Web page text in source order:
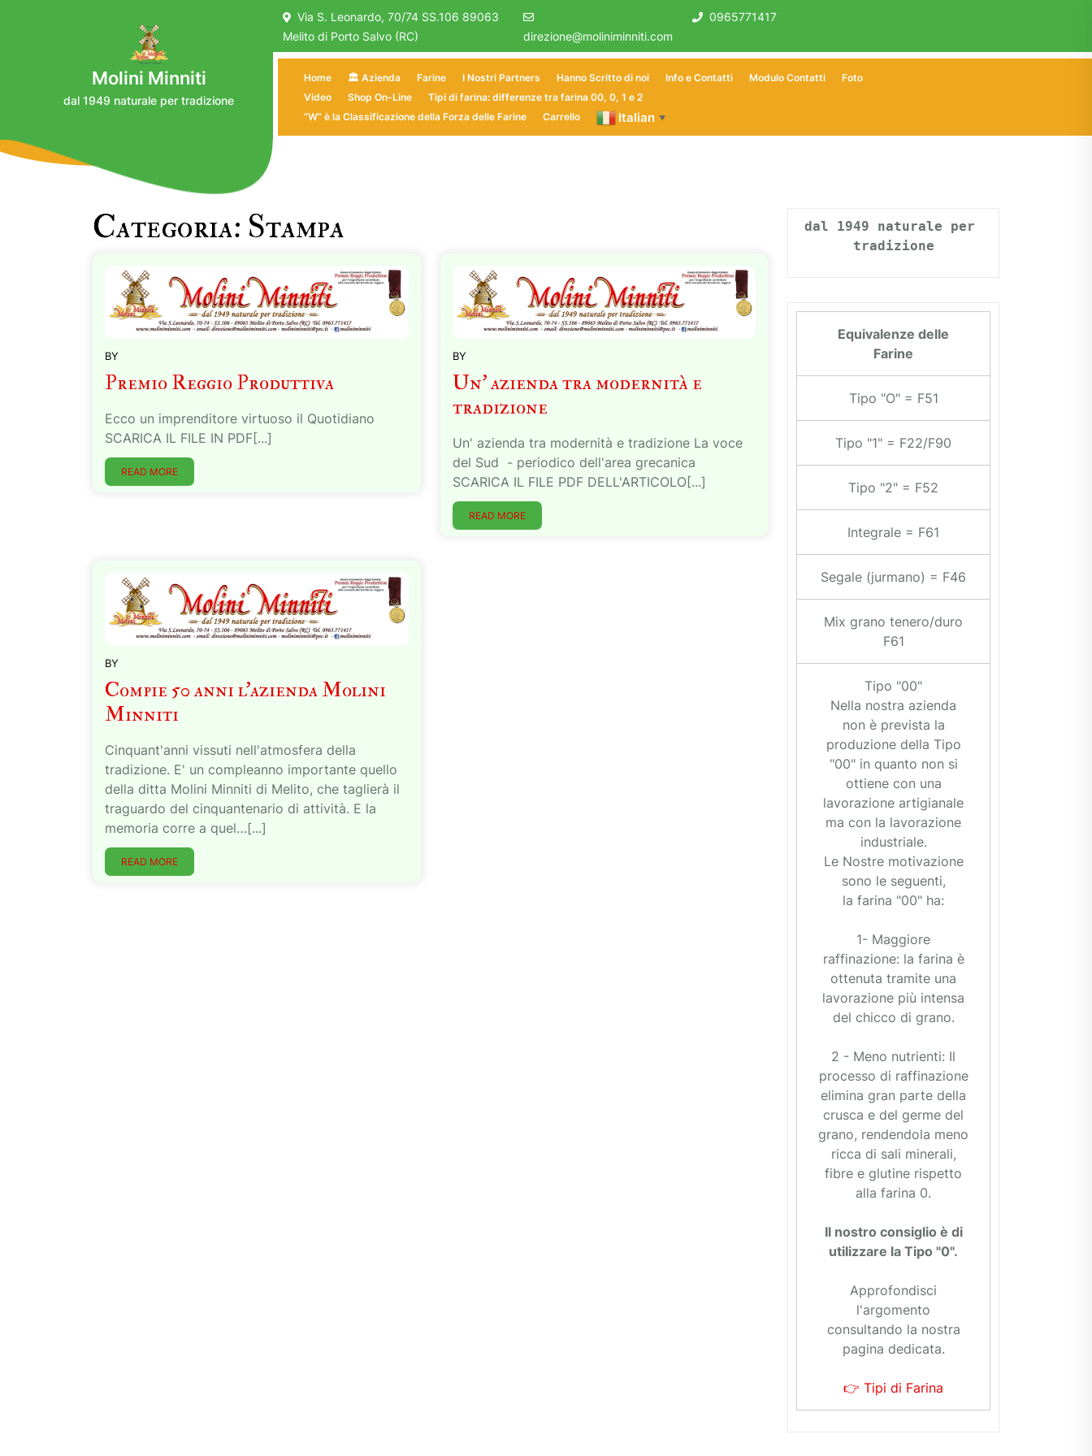
Molini Minniti
dal 1949 naturale per tradizione
Via S. Leonardo, 70/74 SS.106 89063
Melito di Porto Salvo (RC)
direzione@moliniminniti.com
0965771417
Home 🏛️ Azienda Farine I Nostri Partners Hanno Scritto di noi Info e Contatti Modulo Contatti
Foto
Video
Shop On-Line
Tipi di farina: differenze tra farina 00, 0, 1 e 2
“W” è la Classificazione della Forza delle Farine
Carrello Italian ▼
Categoria: Stampa
BY
Premio Reggio Produttiva
Ecco un imprenditore virtuoso il Quotidiano
SCARICA IL FILE IN PDF[...]
READ MORE
BY
Un’ azienda tra modernità e
tradizione
Un' azienda tra modernità e tradizione La voce
del Sud - periodico dell'area grecanica
SCARICA IL FILE PDF DELL'ARTICOLO[...]
READ MORE
BY
Compie 50 anni l’azienda Molini
Minniti
Cinquant'anni vissuti nell'atmosfera della
tradizione. E' un compleanno importante quello
della ditta Molini Minniti di Melito, che taglierà il
traguardo del cinquantenario di attività. E la
memoria corre a quel…[...]
READ MORE
dal 1949 naturale per
tradizione
Equivalenze delle
Farine
Tipo "O" = F51
Tipo "1" = F22/F90
Tipo "2" = F52
Integrale = F61
Segale (jurmano) = F46
Mix grano tenero/duro
F61
Tipo "00"
Nella nostra azienda
non è prevista la
produzione della Tipo
"00" in quanto non si
ottiene con una
lavorazione artigianale
ma con la lavorazione
industriale.
Le Nostre motivazione
sono le seguenti,
la farina "00" ha:
1- Maggiore
raffinazione: la farina è
ottenuta tramite una
lavorazione più intensa
del chicco di grano.
2 - Meno nutrienti: Il
processo di raffinazione
elimina gran parte della
crusca e del germe del
grano, rendendola meno
ricca di sali minerali,
fibre e glutine rispetto
alla farina 0.
Il nostro consiglio è di
utilizzare la Tipo "0".
Approfondisci
l'argomento
consultando la nostra
pagina dedicata.
👉 Tipi di Farina